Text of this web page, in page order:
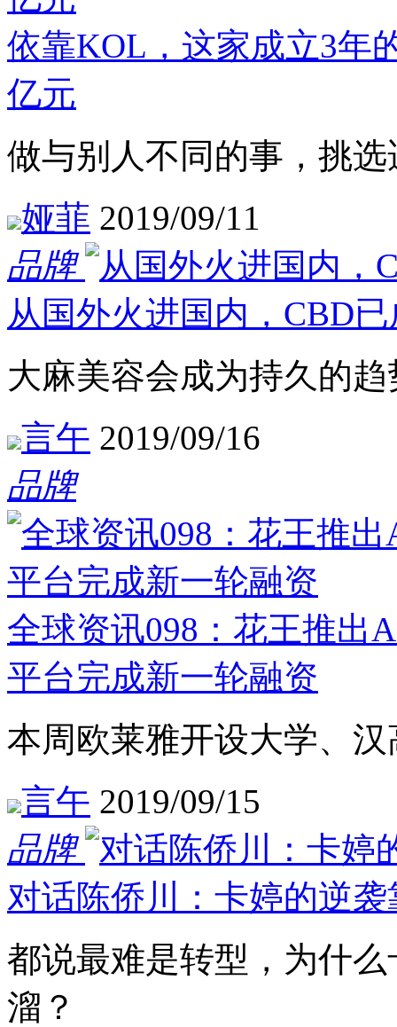
依靠KOL，这家成立3年
亿元
做与别人不同的事，挑
娅菲 2019/09/11
品牌
从国外火进国内，CBD
大麻美容会成为持久的
言午 2019/09/16
品牌
全球资讯098：花王推出
平台完成新一轮融资
本周欧莱雅开设大学、
言午 2019/09/15
品牌
对话陈侨川：卡婷的逆
都说最难是转型，为什
溜？